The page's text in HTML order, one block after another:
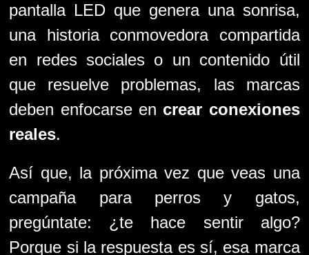
pantalla LED que genera una sonrisa,
una historia conmovedora compartida
en redes sociales o un contenido útil
que resuelve problemas, las marcas
deben enfocarse en crear conexiones
reales.
Así que, la próxima vez que veas una
campaña para perros y gatos,
pregúntate: ¿te hace sentir algo?
Porque si la respuesta es sí, esa marca